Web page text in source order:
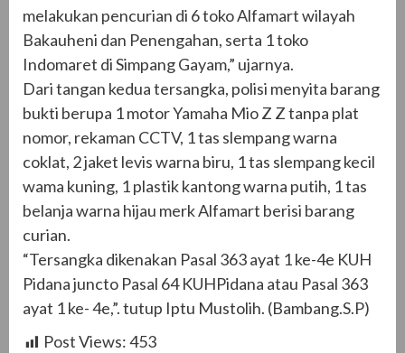
melakukan pencurian di 6 toko Alfamart wilayah
Bakauheni dan Penengahan, serta 1 toko
Indomaret di Simpang Gayam,” ujarnya.
Dari tangan kedua tersangka, polisi menyita barang
bukti berupa 1 motor Yamaha Mio Z Z tanpa plat
nomor, rekaman CCTV, 1 tas slempang warna
coklat, 2 jaket levis warna biru, 1 tas slempang kecil
wama kuning, 1 plastik kantong warna putih, 1 tas
belanja warna hijau merk Alfamart berisi barang
curian.
“Tersangka dikenakan Pasal 363 ayat 1 ke-4e KUH
Pidana juncto Pasal 64 KUHPidana atau Pasal 363
ayat 1 ke- 4e,”. tutup Iptu Mustolih. (Bambang.S.P)
Post Views:453